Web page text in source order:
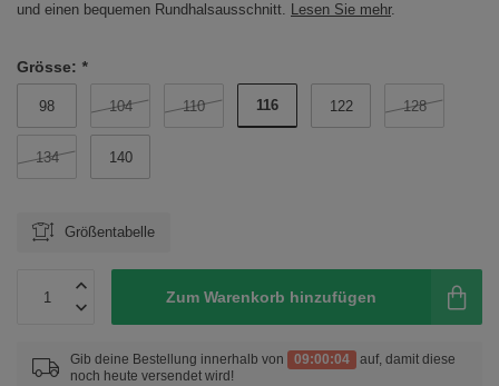
und einen bequemen Rundhalsausschnitt. Lesen Sie mehr.
Grösse: *
98 104 110 116 122 128
134 140
Größentabelle
Zum Warenkorb hinzufügen
Gib deine Bestellung innerhalb von 09:00:04
auf, damit diese
noch heute versendet wird!